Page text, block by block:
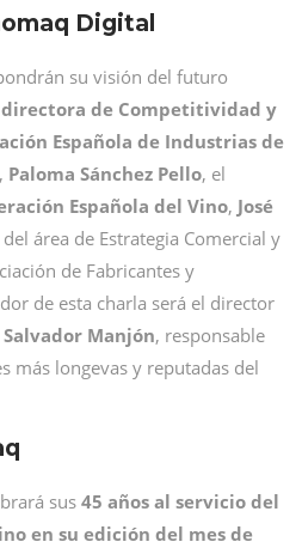
Digital
su visión del futuro
directora de Competitividad y
Española de Industrias de
, Paloma Sánchez Pello, el
Española del Vino, José
área de Estrategia Comercial y
de Fabricantes y
de esta charla será el director
Salvador Manjón, responsable
más longevas y reputadas del
sus 45 años al servicio del
en su edición del mes de